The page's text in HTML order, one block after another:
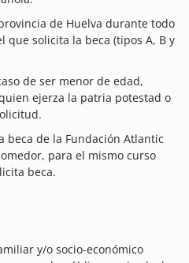
de Huelva durante todo
que solicita la beca (tipos A, B y
de ser menor de edad,
ejerza la patria potestad o
beca de la Fundación Atlantic
para el mismo curso
beca.
y/o socio-económico